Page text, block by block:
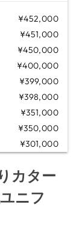
¥452,000
¥451,000
¥450,000
¥400,000
¥399,000
¥398,000
¥351,000
¥350,000
¥301,000
カター
ニフ